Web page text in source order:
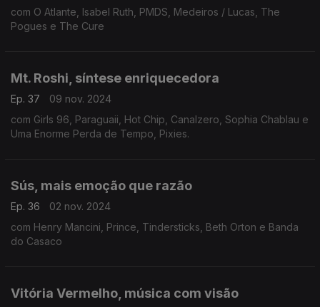
com O Atlante, Isabel Ruth, PMDS, Medeiros / Lucas, The
Pogues e The Cure
Mt. Roshi, síntese enriquecedora
Ep. 37
09 nov. 2024
com Girls 96, Paraguaii, Hot Chip, Canalzero, Sophia Chablau e
Uma Enorme Perda de Tempo, Pixies.
Sús, mais emoção que razão
Ep. 36
02 nov. 2024
com Henry Mancini, Prince, Tindersticks, Beth Orton e Banda
do Casaco
Vitória Vermelho, música com visão